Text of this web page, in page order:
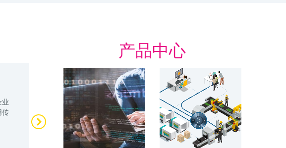
传
数字化精益管理解决方
数字化精益管理 建设基于“虚拟数字化工
厂” 的数字化制造体系 实时，在线，互
动。 简化会议准备。 人员主动参与…
数字化工厂
数字化工厂 整合产品
周期
了解方案
产品中心